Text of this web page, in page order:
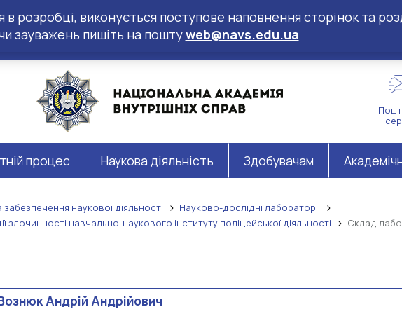
розробці, виконується поступове наповнення сторінок та
зауважень пишіть на поштуweb@navs.edu.ua
процес Наукова діяльність Здобувачам
наукової діяльності
Науково-дослідні лабораторії
навчально-наукового інституту поліцейської діяльності
Склад
Андрій Андрійович